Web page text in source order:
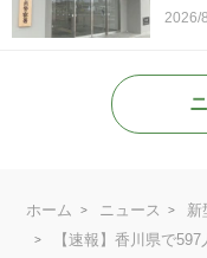
2026/
ホーム ニュース
新
【速報】香川県で